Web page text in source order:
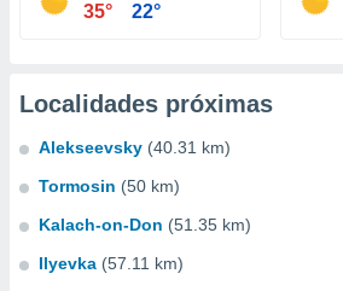
35° 22°
Localidades próximas
Alekseevsky (40.31 km)
Tormosin (50 km)
Kalach-on-Don (51.35 km)
Ilyevka (57.11 km)